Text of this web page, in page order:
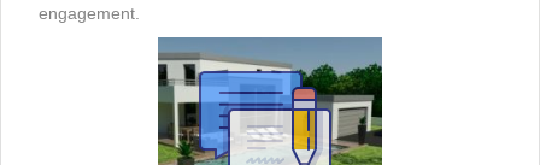
engagement.